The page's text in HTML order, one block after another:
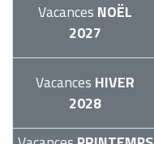
Vacances NOËL
2027
Vacances HIVER
2028